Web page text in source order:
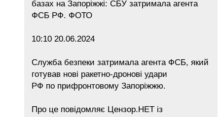
базах на Запоріжжі: СБУ затримала агента
ФСБ РФ. ФОТО
10:10 20.06.2024
Служба безпеки затримала агента ФСБ, який
готував нові ракетно-дронові удари
РФ по прифронтовому Запоріжжю.
Про це повідомляє Цензор.НЕТ із